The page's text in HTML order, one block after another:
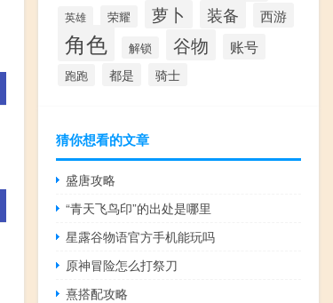
英雄 荣耀 萝卜 装备 西游
角色 解锁 谷物 账号
跑跑 都是 骑士
猜你想看的文章
盛唐攻略
“青天飞鸟印”的出处是哪里
星露谷物语官方手机能玩吗
原神冒险怎么打祭刀
熹搭配攻略